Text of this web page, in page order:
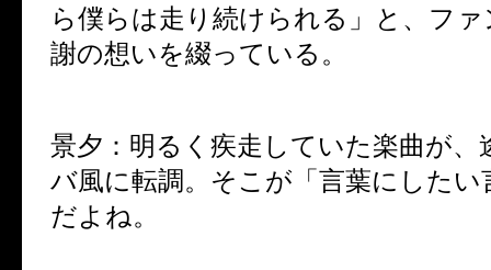
ら僕らは走り続けられる」と、フ
謝の想いを綴っている。
景夕： 明るく疾走していた楽曲が、
バ風に転調。そこが「言葉にしたい
だよね。